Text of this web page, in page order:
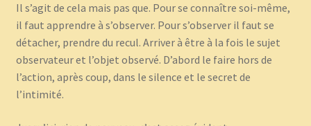
Il s’agit de cela mais pas que. Pour se connaître soi-même,
il faut apprendre à s’observer. Pour s’observer il faut se
détacher, prendre du recul. Arriver à être à la fois le sujet
observateur et l’objet observé. D’abord le faire hors de
l’action, après coup, dans le silence et le secret de
l’intimité.